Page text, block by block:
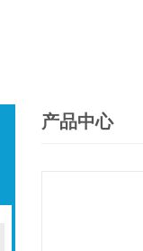
产品中心